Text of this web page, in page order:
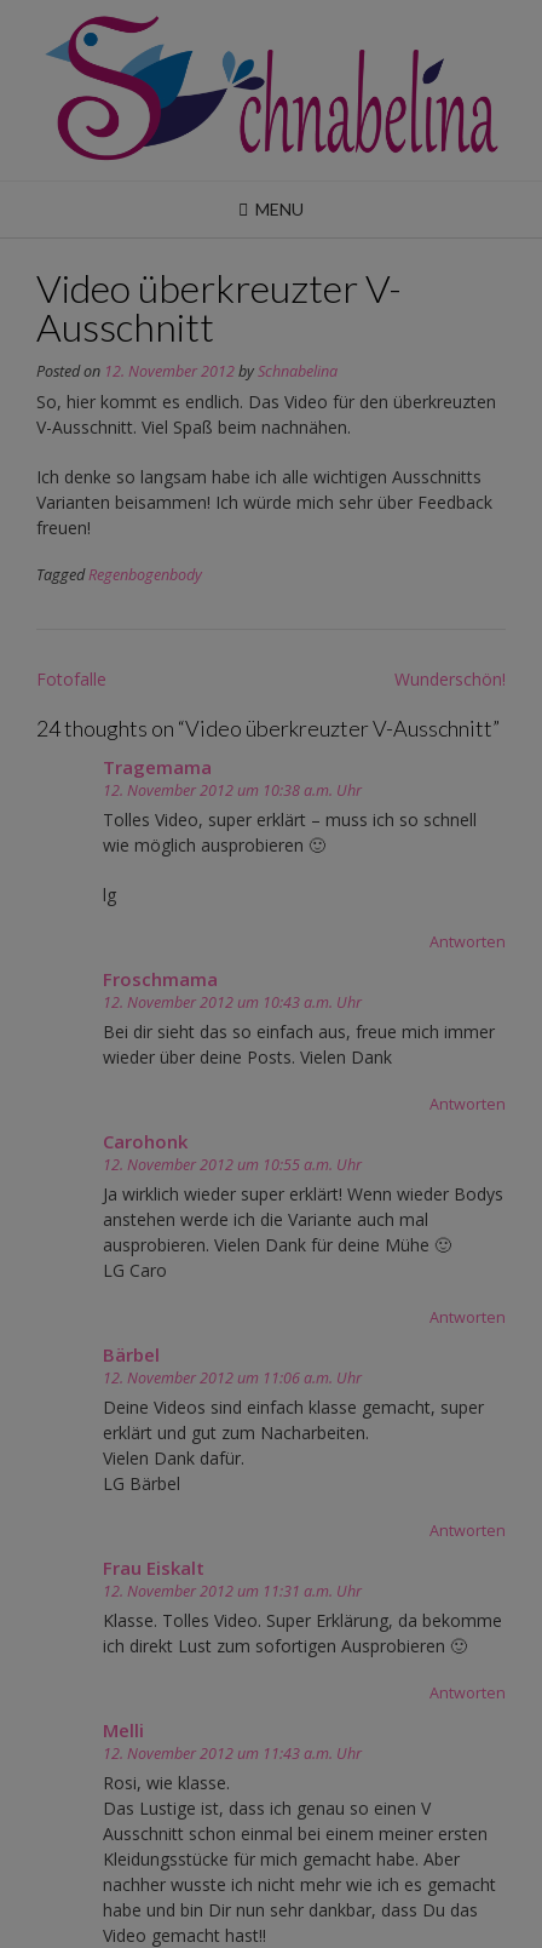
content
MENU
Video überkreuzter V-
Ausschnitt
Posted on 12. November 2012bySchnabelina
So, hier kommt es endlich. Das Video für den überkreuzten
V-Ausschnitt. Viel Spaß beim nachnähen.
Ich denke so langsam habe ich alle wichtigen Ausschnitts
Varianten beisammen! Ich würde mich sehr über Feedback
freuen!
TaggedRegenbogenbody
Post
Fotofalle Wunderschön!
24 thoughts on “Video überkreuzter V-Ausschnitt”
Tragemama
12. November 2012 um 10:38 a.m. Uhr
Tolles Video, super erklärt – muss ich so schnell
wie möglich ausprobieren 🙂
lg
Antworten
Froschmama
12. November 2012 um 10:43 a.m. Uhr
Bei dir sieht das so einfach aus, freue mich immer
wieder über deine Posts. Vielen Dank
Antworten
Carohonk
12. November 2012 um 10:55 a.m. Uhr
Ja wirklich wieder super erklärt! Wenn wieder Bodys
anstehen werde ich die Variante auch mal
ausprobieren. Vielen Dank für deine Mühe 🙂
LG Caro
Antworten
Bärbel
12. November 2012 um 11:06 a.m. Uhr
Deine Videos sind einfach klasse gemacht, super
erklärt und gut zum Nacharbeiten.
Vielen Dank dafür.
LG Bärbel
Antworten
Frau Eiskalt
12. November 2012 um 11:31 a.m. Uhr
Klasse. Tolles Video. Super Erklärung, da bekomme
ich direkt Lust zum sofortigen Ausprobieren 🙂
Antworten
Melli
12. November 2012 um 11:43 a.m. Uhr
Rosi, wie klasse.
Das Lustige ist, dass ich genau so einen V
Ausschnitt schon einmal bei einem meiner ersten
Kleidungsstücke für mich gemacht habe. Aber
nachher wusste ich nicht mehr wie ich es gemacht
habe und bin Dir nun sehr dankbar, dass Du das
Video gemacht hast!!